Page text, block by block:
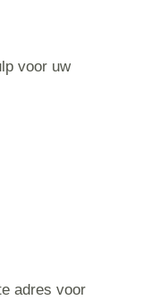
voor uw
adres voor